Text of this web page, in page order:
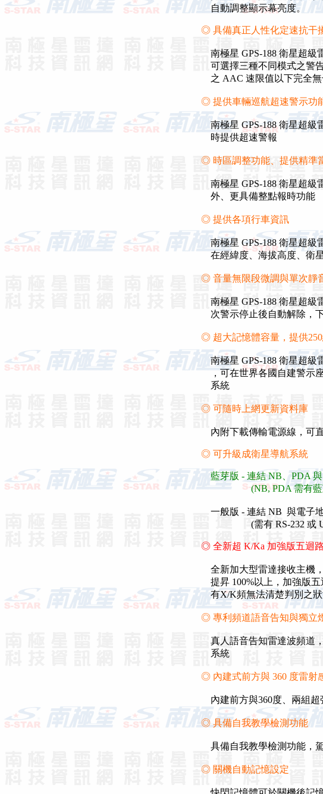
自動調整顯示幕亮度。
◎ 具備真正人性化定速抗干
南極星 GPS-188 衛星超級
可選擇三種不同模式之警
之 AAC 速限值以下完全無
◎ 提供車輛巡航超速警示功
南極星 GPS-188 衛星超級
時提供超速警報
◎ 時區調整功能、提供精準
南極星 GPS-188 衛星超級
外、更具備整點報時功能
◎ 提供各項行車資訊
南極星 GPS-188 衛星超級
在經緯度、海拔高度、衛
◎ 音量無限段微調與單次靜
南極星 GPS-188 衛星超級
次警示停止後自動解除，
◎ 超大記憶體容量，提供
南極星 GPS-188 衛星超級
，可在世界各國自建警示座
系統
◎ 可隨時上網更新資料庫
內附下載傳輸電源線，可
◎ 可升級成衛星導航系統
藍芽版 - 連結 NB、PDA
(NB, PDA 需有藍芽
一般版 - 連結 NB 與電子
(需有 RS-232 或
◎ 全新超 K/Ka 加強版五迴
全新加大型雷達接收主機
提昇 100%以上，加強版
有X/K頻無法清楚判別之狀
◎ 專利頻道語音告知與獨立
真人語音告知雷達波頻道
系統
◎ 內建式前方與 360 度雷射
內建前方與360度、兩組超
◎ 具備自我教學檢測功能
具備自我教學檢測功能，
◎ 關機自動記憶設定